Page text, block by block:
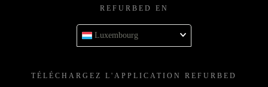
REFURBED EN
Luxembourg
TÉLÉCHARGEZ L'APPLICATION REFURBED